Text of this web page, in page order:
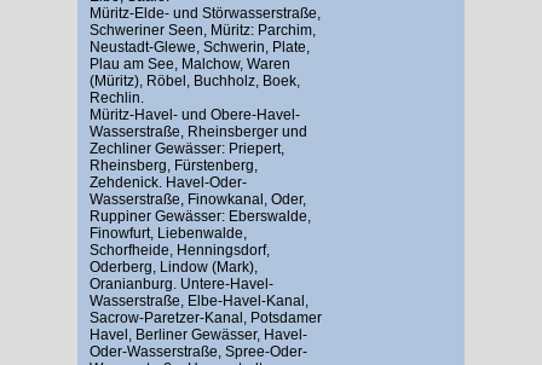
Müritz-Elde- und Störwasserstraße,
Schweriner Seen, Müritz: Parchim,
Neustadt-Glewe, Schwerin, Plate,
Plau am See, Malchow, Waren
(Müritz), Röbel, Buchholz, Boek,
Rechlin.
Müritz-Havel- und Obere-Havel-
Wasserstraße, Rheinsberger und
Zechliner Gewässer: Priepert,
Rheinsberg, Fürstenberg,
Zehdenick. Havel-Oder-
Wasserstraße, Finowkanal, Oder,
Ruppiner Gewässer: Eberswalde,
Finowfurt, Liebenwalde,
Schorfheide, Henningsdorf,
Oderberg, Lindow (Mark),
Oranianburg. Untere-Havel-
Wasserstraße, Elbe-Havel-Kanal,
Sacrow-Paretzer-Kanal, Potsdamer
Havel, Berliner Gewässer, Havel-
Oder-Wasserstraße, Spree-Oder-